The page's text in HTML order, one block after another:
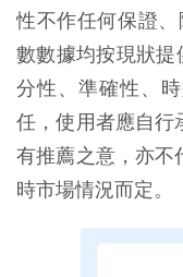
性不作任何保證
數數據均按現狀提
分性、準確性、
任，使用者應自行
有推薦之意，亦不
時市場情況而定。